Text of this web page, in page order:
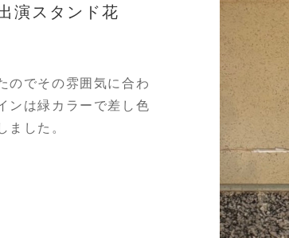
演スタンド花
のでその雰囲気に合わ
ンは緑カラーで差し色
ました。
うことでどうしても